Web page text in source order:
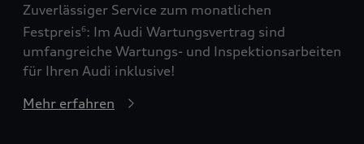
Zuverlässiger Service zum monatlichen
Festpreis6: Im Audi Wartungsvertrag sind
umfangreiche Wartungs- und Inspektionsarbeiten
für Ihren Audi inklusive!
Mehr erfahren